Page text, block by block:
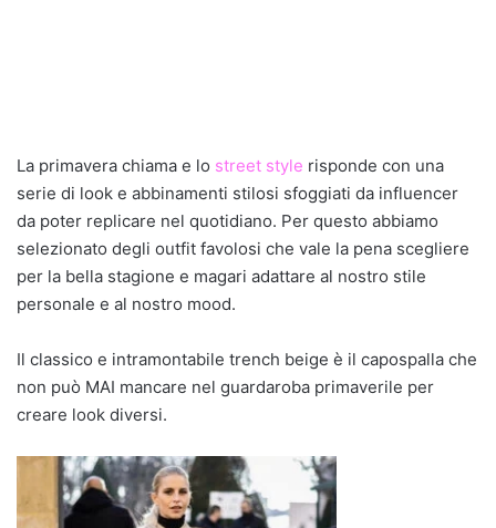
La primavera chiama e lo street style risponde con una
serie di look e abbinamenti stilosi sfoggiati da influencer
da poter replicare nel quotidiano. Per questo abbiamo
selezionato degli outfit favolosi che vale la pena scegliere
per la bella stagione e magari adattare al nostro stile
personale e al nostro mood.
Il classico e intramontabile trench beige è il capospalla che
non può MAI mancare nel guardaroba primaverile per
creare look diversi.